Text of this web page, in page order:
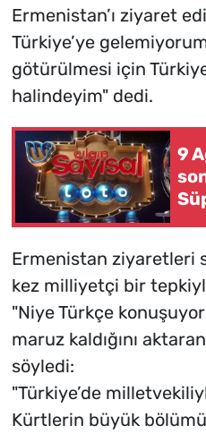
Ermenistan’ı ziyaret
Türkiye’ye
götürülmesi için
halindeyim" dedi.
9
Ermenistan ziyaretleri
kez milliyetçi bir
"Niye Türkçe
maruz kaldığını
söyledi:
"Türkiye’de
Kürtlerin büyük